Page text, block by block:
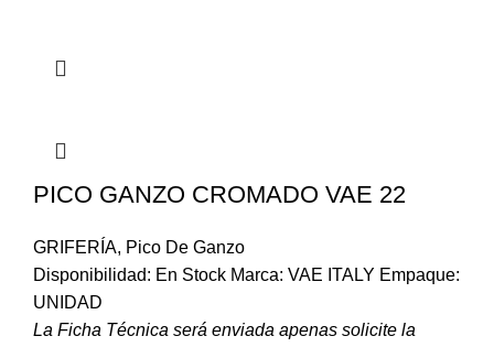
PICO GANZO CROMADO VAE 22
GRIFERÍA, Pico De Ganzo
Disponibilidad: En Stock Marca: VAE ITALY Empaque:
UNIDAD
La Ficha Técnica será enviada apenas solicite la